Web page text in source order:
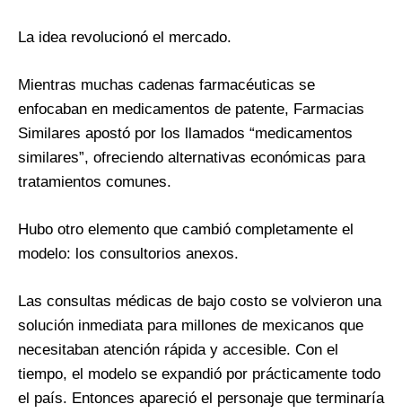
La idea revolucionó el mercado.
Mientras muchas cadenas farmacéuticas se
enfocaban en medicamentos de patente, Farmacias
Similares apostó por los llamados “medicamentos
similares”, ofreciendo alternativas económicas para
tratamientos comunes.
Hubo otro elemento que cambió completamente el
modelo: los consultorios anexos.
Las consultas médicas de bajo costo se volvieron una
solución inmediata para millones de mexicanos que
necesitaban atención rápida y accesible. Con el
tiempo, el modelo se expandió por prácticamente todo
el país. Entonces apareció el personaje que terminaría